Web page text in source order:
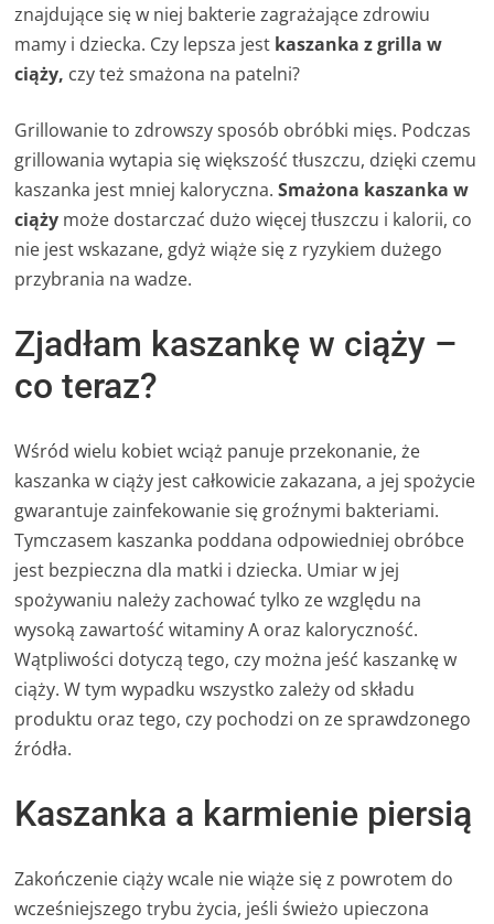
znajdujące się w niej bakterie zagrażające zdrowiu
mamy i dziecka. Czy lepsza jest kaszanka z grilla w
ciąży, czy też smażona na patelni?
Grillowanie to zdrowszy sposób obróbki mięs. Podczas
grillowania wytapia się większość tłuszczu, dzięki czemu
kaszanka jest mniej kaloryczna.Smażona kaszanka w
ciąży może dostarczać dużo więcej tłuszczu i kalorii, co
nie jest wskazane, gdyż wiąże się z ryzykiem dużego
przybrania na wadze.
Zjadłam kaszankę w ciąży –
co teraz?
Wśród wielu kobiet wciąż panuje przekonanie, że
kaszanka w ciąży jest całkowicie zakazana, a jej spożycie
gwarantuje zainfekowanie się groźnymi bakteriami.
Tymczasem kaszanka poddana odpowiedniej obróbce
jest bezpieczna dla matki i dziecka. Umiar w jej
spożywaniu należy zachować tylko ze względu na
wysoką zawartość witaminy A oraz kaloryczność.
Wątpliwości dotyczą tego, czy można jeść kaszankę w
ciąży. W tym wypadku wszystko zależy od składu
produktu oraz tego, czy pochodzi on ze sprawdzonego
źródła.
Kaszanka a karmienie piersią
Zakończenie ciąży wcale nie wiąże się z powrotem do
wcześniejszego trybu życia, jeśli świeżo upieczona